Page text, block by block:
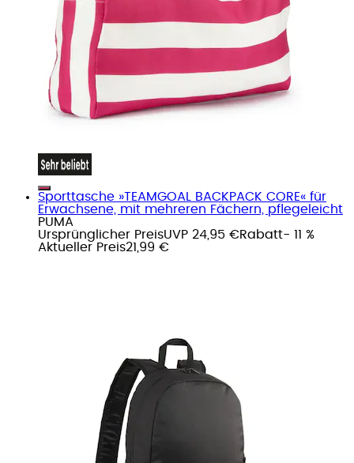
Sporttasche »TEAMGOAL BACKPACK CORE« für
Erwachsene, mit mehreren Fächern, pflegeleicht
PUMA
Ursprünglicher PreisUVP 24,95 €Rabatt- 11 %
Aktueller Preis21,99 €